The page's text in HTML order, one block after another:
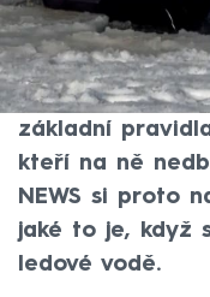
Zamrzlé
zimě vyžádaly
všechny
základní
kteří na ně
NEWS si proto
jaké to je, když
ledové vodě.